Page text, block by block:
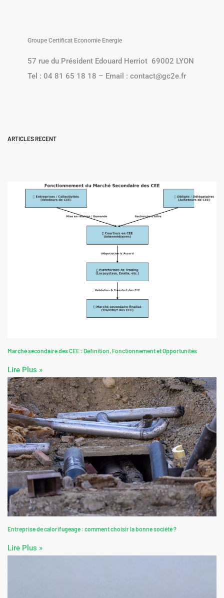
Groupe Certificat Economie Energie
57 rue du Président Edouard Herriot 69002 LYON
Tel : 04 81 65 18 18 – Email : contact@gc2e.fr
ARTICLES RECENT
Marché secondaire des CEE : Définition, Fonctionnement et Opportunités
Lire Plus »
Entreprise de calorifugeage : comment choisir la bonne société ?
Lire Plus »